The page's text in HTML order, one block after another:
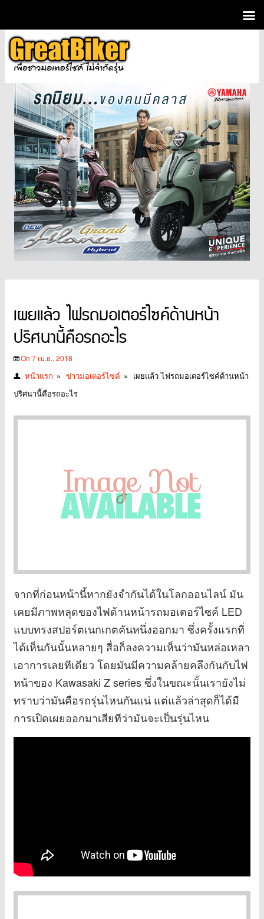
เผยแล้ว ไฟรถมอเตอร์ไซค์ด้านหน้า
ปริศนานี้คือรถอะไร
On 7 เม.ย., 2018
หน้าแรก » ข่าวมอเตอร์ไซค์ » เผยแล้ว ไฟรถมอเตอร์ไซค์ด้านหน้า
ปริศนานี้คือรถอะไร
จากที่ก่อนหน้านี้หากยังจำกันได้ในโลกออนไลน์ มัน
เคยมีภาพหลุดของไฟด้านหน้ารถมอเตอร์ไซค์ LED
แบบทรงสปอร์ตเนกเกตคันหนึ่งออกมา ซึ่งครั้งแรกที่
ได้เห็นกันนั้นหลายๆ สื่อก็ลงความเห็นว่ามันหล่อเหลา
เอาการเลยทีเดียว โดยมันมีความคล้ายคลึงกันกับไฟ
หน้าของ Kawasaki Z series ซึ่งในขณะนั้นเรายังไม่
ทราบว่ามันคือรถรุ่นไหนกันแน่ แต่แล้วล่าสุดก็ได้มี
การเปิดเผยออกมาเสียทีว่ามันจะเป็นรุ่นไหน